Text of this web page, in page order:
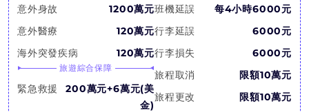
意外身故
1200萬元
意外醫療
120萬元
海外突發疾病
120萬元
旅遊綜合保障
緊急救援
200萬元+6萬元(美
金)
班機延誤
每4小時6000元
行李延誤
6000元
行李損失
6000元
旅程取消
限額10萬元
旅程更改
限額10萬元